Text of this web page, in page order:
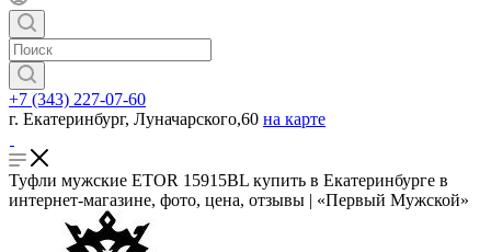
+7 (343) 227-07-60
г. Екатеринбург, Луначарского,60 на карте
Туфли мужские ETOR 15915BL купить в Екатеринбурге в
интернет-магазине, фото, цена, отзывы | «Первый Мужской»